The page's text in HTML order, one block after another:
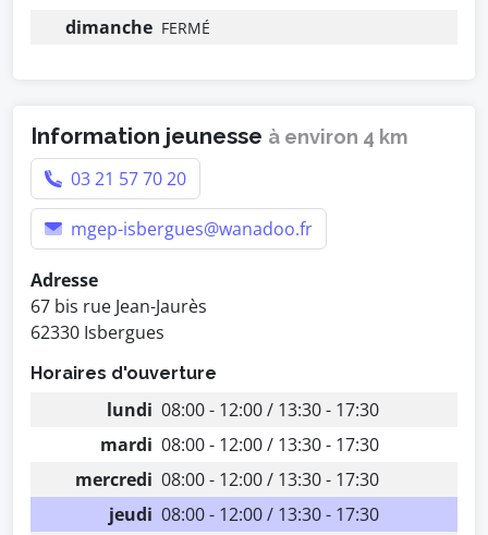
dimanche FERMÉ
Information jeunesse à environ 4 km
03 21 57 70 20
mgep-isbergues@wanadoo.fr
Adresse
67 bis rue Jean-Jaurès
62330 Isbergues
Horaires d'ouverture
lundi 08:00 - 12:00 / 13:30 - 17:30
mardi 08:00 - 12:00 / 13:30 - 17:30
mercredi 08:00 - 12:00 / 13:30 - 17:30
jeudi 08:00 - 12:00 / 13:30 - 17:30